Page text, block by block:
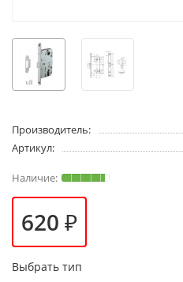
Производитель:
Артикул:
620 ₽
Выбрать тип